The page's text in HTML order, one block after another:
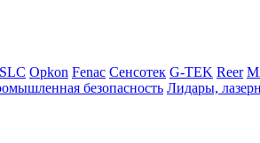
SLC Opkon Fenac Сенсотек G-TEK Reer
безопасность Лидары,